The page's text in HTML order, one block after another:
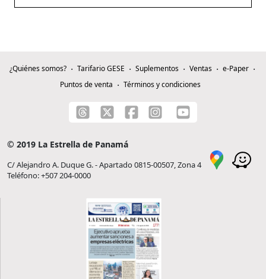
¿Quiénes somos? Tarifario GESE Suplementos Ventas
e-Paper
Puntos de venta
Términos y condiciones
© 2019 La Estrella de Panamá
C/ Alejandro A. Duque G. - Apartado 0815-00507, Zona 4
Teléfono: +507 204-0000